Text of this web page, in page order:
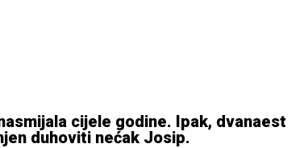
cijele godine. Ipak, dvanaest
duhoviti nećak Josip.